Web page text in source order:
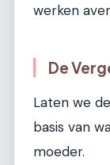
werken
De
Laten we
basis van
moeder.